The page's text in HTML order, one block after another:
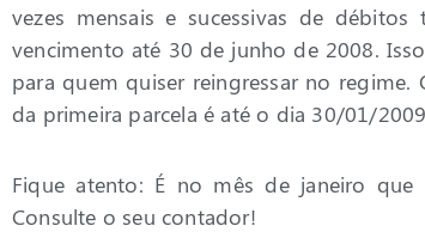
vezes mensais e sucessivas de
vencimento até 30 de junho de 2008.
para quem quiser reingressar no
da primeira parcela é até o dia 30/01/
Fique atento: É no mês de janeiro
Consulte o seu contador!